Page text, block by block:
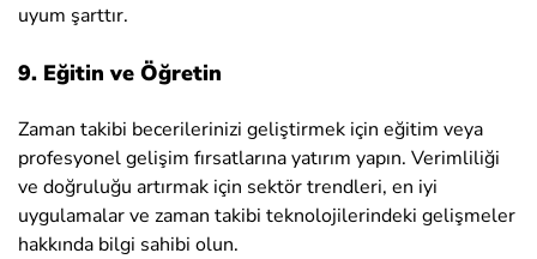
uyum şarttır.
9. Eğitin ve Öğretin
Zaman takibi becerilerinizi geliştirmek için eğitim veya
profesyonel gelişim fırsatlarına yatırım yapın. Verimliliği
ve doğruluğu artırmak için sektör trendleri, en iyi
uygulamalar ve zaman takibi teknolojilerindeki gelişmeler
hakkında bilgi sahibi olun.